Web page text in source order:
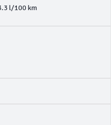
l/100 km